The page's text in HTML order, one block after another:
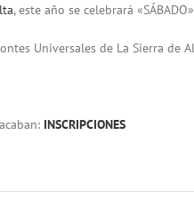
, este año se celebrará
Universales de La Sierra de
INSCRIPCIONES